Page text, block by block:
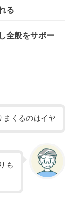
る
全般をサポー
まくるのはイヤ
も